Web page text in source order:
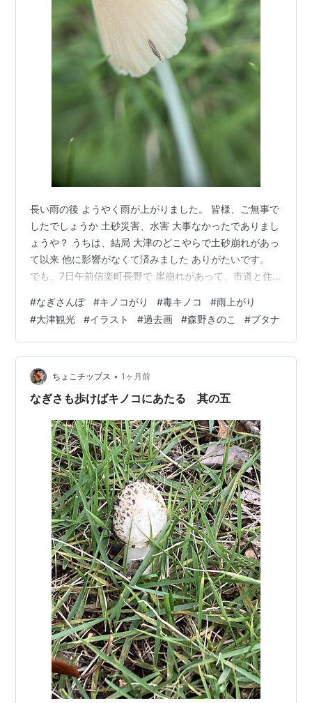
長い雨の後 ようやく雨が上がりました。 皆様、ご無事で
したでしょうか 土砂災害、水害 大事なかったでありまし
ょうや？ うちは、結局 大津のどこやらで土砂崩れがあっ
て以来 他に影響がなくて済みました ありがたいです。
でも、7日午前信楽町長野で 崖崩れがあって、市道と住
出なかったようですが 停電等も発生しているようなので
心配ではあります。 でも 前にも言いましたが 沖縄にコ
リジョンコースで なんかでかい台風が接近してますよね
当該地域の方はご注意くださいね。 どうぞご安全に。 さ
て、雨が上がるとですね 奴らがもこもこ湧いてくる 頭も
たげてや…
#なぎさんぽ #キノコがり #毒キノコ #雨上がり
#大津観光 #イラスト #過去画 #森野きのこ #ブタナ
ちょこチップス • 1ヶ月前
なぎさも歩けばキノコにあたる 其の五